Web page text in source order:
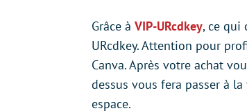
Grâce à VIP-URcdkey, ce qui
URcdkey. Attention pour
Canva. Après votre achat
dessus vous fera passer à
espace.